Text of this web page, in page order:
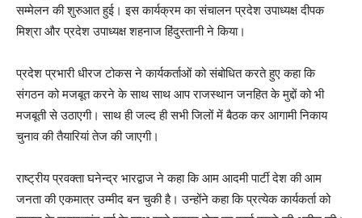
सम्मेलन की शुरुआत हुई। इस कार्यक्रम का संचालन प्रदेश उपाध्यक्ष दीपक
मिश्रा और प्रदेश उपाध्यक्ष शहनाज हिंदुस्तानी ने किया।
प्रदेश प्रभारी धीरज टोकस ने कार्यकर्ताओं को संबोधित करते हुए कहा कि
संगठन को मजबूत करने के साथ साथ आप राजस्थान जनहित के मुद्दों को भी
मजबूती से उठाएगी। साथ ही जल्द ही सभी जिलों में बैठक कर आगामी निकाय
चुनाव की तैयारियां तेज की जाएगी।
राष्ट्रीय प्रवक्ता घनेन्द्र भारद्वाज ने कहा कि आम आदमी पार्टी देश की आम
जनता की एकमात्र उम्मीद बन चुकी है। उन्होंने कहा कि प्रत्येक कार्यकर्ता को